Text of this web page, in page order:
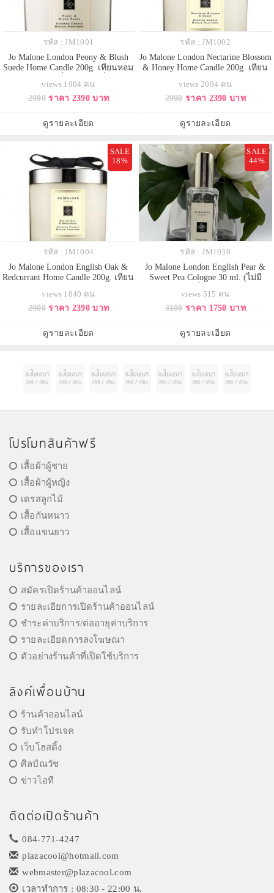
รหัส : JM1001
Jo Malone London Peony & Blush
Suede Home Candle 200g. เทียนหอม
ที่เปี่ยมไปด้วยค่านิยมที่งดงาม
บอบบางน่าทนุถนอม การหยอกเย้าที่
การกัดผลแอปเปิ้ลสีแดง ติดตรึงใน
หัวใจราวกับดอกมะ
views 1904 คน
2900 ราคา 2390 บาท
ดูรายละเอียด
รหัส : JM1002
Jo Malone London Nectarine Blossom
& Honey Home Candle 200g. เทียน
Covent Garden แห่งลอนดอนในยาม
เช้า กลิ่นหอมของ nectarine ผลสุก
แข่งขันกันเย้ายวน ชวนให้ลิ้มลอง
คลอเคล้ามากับดอกไม้แ
views 2094 คน
2900 ราคา 2390 บาท
ดูรายละเอียด
SALE
18%
รหัส : JM1004
Jo Malone London English Oak &
Redcurrant Home Candle 200g. เทียน
ยามอรุณรุ่ง ผลเรดเคอร์แรนท์สดฉ่ำ
ส้มแมนดารินอันน่าลิ้มลอง กลิ่น
นวลของไวท์มัสก์ อบอวลด้วยกลิ่นไม้
โอ๊กที่ผ่านการคั่ว มอ
views 1840 คน
2900 ราคา 2390 บาท
ดูรายละเอียด
SALE
44%
รหัส : JM1038
Jo Malone London English Pear &
Sweet Pea Cologne 30 ml. (ไม่มี
Pear & Sweet Pea กลิ่นหอมที่มอบ
จินตนาการ ถึงสวนผลไม้ภายใต้
ฤดูใบไม้ผลิให้ตื่นขึ้น เมื่อลูกแพร์สี
เขียวน่าลิ้มลองปรากฏข
views 515 คน
3100 ราคา 1750 บาท
ดูรายละเอียด
โปรโมทสินค้าฟรี
เสื้อผ้าผู้ชาย
เสื้อผ้าผู้หญิง
เดรสลูกไม้
เสื้อกันหนาว
เสื้อแขนยาว
บริการของเรา
สมัครเปิดร้านค้าออนไลน์
รายละเอียการเปิดร้านค้าออนไลน์
ชำระค่าบริการ/ต่ออายุค่าบริการ
รายละเอียดการลงโฆษณา
ตัวอย่างร้านค้าที่เปิดใช้บริการ
ลิงค์เพื่อนบ้าน
ร้านค้าออนไลน์
รับทำโปรเจค
เว็บโฮสติ้ง
ศิลป์ณวัช
ข่าวไอที
ติดต่อเปิดร้านค้า
084-771-4247
plazacool@hotmail.com
webmaster@plazacool.com
เวลาทำการ : 08:30 - 22:00 น.